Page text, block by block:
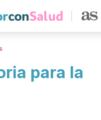
para la